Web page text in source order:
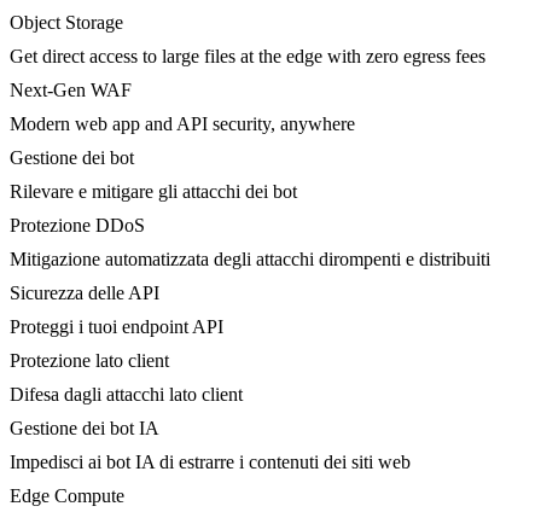
Object Storage
Get direct access to large files at the edge with zero egress fees
Next-Gen WAF
Modern web app and API security, anywhere
Gestione dei bot
Rilevare e mitigare gli attacchi dei bot
Protezione DDoS
Mitigazione automatizzata degli attacchi dirompenti e distribuiti
Sicurezza delle API
Proteggi i tuoi endpoint API
Protezione lato client
Difesa dagli attacchi lato client
Gestione dei bot IA
Impedisci ai bot IA di estrarre i contenuti dei siti web
Edge Compute